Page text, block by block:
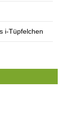
i-Tüpfelchen